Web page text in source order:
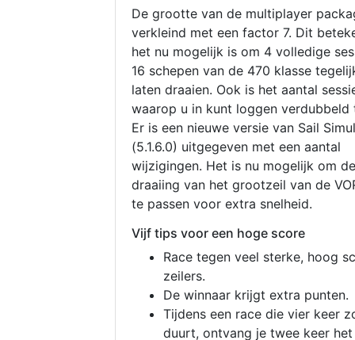
De grootte van de multiplayer
verkleind met een factor 7. Dit
het nu mogelijk is om 4 volledige
16 schepen van de 470 klasse
laten draaien. Ook is het aantal
waarop u in kunt loggen verdubbeld
Er is een nieuwe versie van Sail
(5.1.6.0) uitgegeven met een aantal
wijzigingen. Het is nu mogelijk om de
draaiing van het grootzeil van de
te passen voor extra snelheid.
Vijf tips voor een hoge score
Race tegen veel sterke, hoog
zeilers.
De winnaar krijgt extra punten.
Tijdens een race die vier keer
duurt, ontvang je twee keer